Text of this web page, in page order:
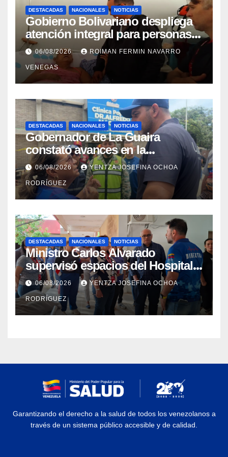
DESTACADAS NACIONALES NOTICIAS
Gobierno Bolivariano despliega
atención integral para personas
con discapacidad en
campamentos de La Guaira
06/08/2026 ROIMAN FERMIN NAVARRO
VENEGAS
DESTACADAS NACIONALES NOTICIAS
Gobernador de La Guaira
constató avances en la
rehabilitación del Hospitalito de
Catia la Mar
06/08/2026 YENTZA JOSEFINA OCHOA
RODRÍGUEZ
DESTACADAS NACIONALES NOTICIAS
Ministro Carlos Alvarado
supervisó espacios del Hospital
Dermatológico Dr. Martín Vegas
en La Guaira
06/08/2026 YENTZA JOSEFINA OCHOA
RODRÍGUEZ
Garantizando el derecho a la salud de todos los venezolanos a
través de un sistema público accesible y de calidad.